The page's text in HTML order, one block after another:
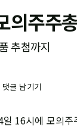
의주주
추첨까지
댓글 남기기
16시에 모의